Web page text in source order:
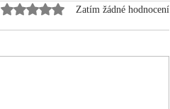
Hodnoceno 0 z 5 hvězdiček.
Zatím žádné hodnocení